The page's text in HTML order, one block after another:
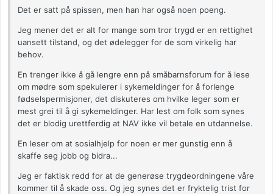
Det er satt på spissen, men han har også noen poeng.
Jeg mener det er alt for mange som tror trygd er en rettighet
uansett tilstand, og det ødelegger for de som virkelig har
behov.
En trenger ikke å gå lengre enn på småbarnsforum for å lese
om mødre som spekulerer i sykemeldinger for å forlenge
fødselspermisjoner, det diskuteres om hvilke leger som er
mest grei til å gi sykemeldinger. Har lest om folk som synes
det er blodig urettferdig at NAV ikke vil betale en utdannelse.
En leser om at sosialhjelp for noen er mer gunstig enn å
skaffe seg jobb og bidra...
Jeg er faktisk redd for at de generøse trygdeordningene våre
kommer til å skade oss. Og jeg synes det er fryktelig trist for